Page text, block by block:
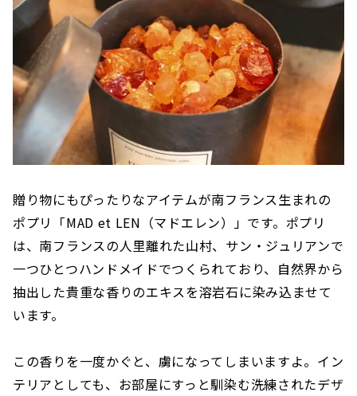
贈り物にもぴったりなアイテムが南フランス生まれの
ポプリ「MAD et LEN（マドエレン）」です。ポプリ
は、南フランスの人里離れた山村、サン・ジュリアンで
一つひとつハンドメイドでつくられており、自然界から
抽出した貴重な香りのエキスを溶岩石に染み込ませて
います。
この香りを一度かぐと、虜になってしまいますよ。イン
テリアとしても、お部屋にすっと馴染む洗練されたデザ